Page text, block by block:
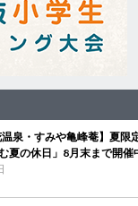
温泉・すみや亀峰菴】夏
夏の休日」8月末まで開催